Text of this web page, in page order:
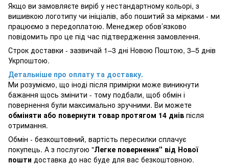
Якщо ви замовляєте виріб у нестандартному кольорі, з
вишивкою логотипу чи ініціалів, або пошитий за мірками - ми
працюємо з передоплатою. Менеджер обов’язково
повідомить про це під час підтвердження замовлення.
Строк доставки - зазвичай 1–3 дні Новою Поштою, 3–5 днів
Укрпоштою.
Детальніше про оплату та доставку.
Ми розуміємо, що іноді після примірки може виникнути
бажання щось змінити - тому подбали, щоб обмін і
повернення були максимально зручними. Ви можете
обміняти або повернути товар протягом 14 днів після
отримання.
Обмін - безкоштовний, вартість пересилки сплачує
покупець. А з послугою "Легке повернення" від Нової
пошти доставка до нас буде для вас безкоштовною.